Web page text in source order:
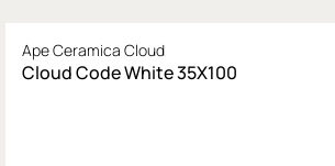
Ape Ceramica Cloud
Cloud Code White 35X100